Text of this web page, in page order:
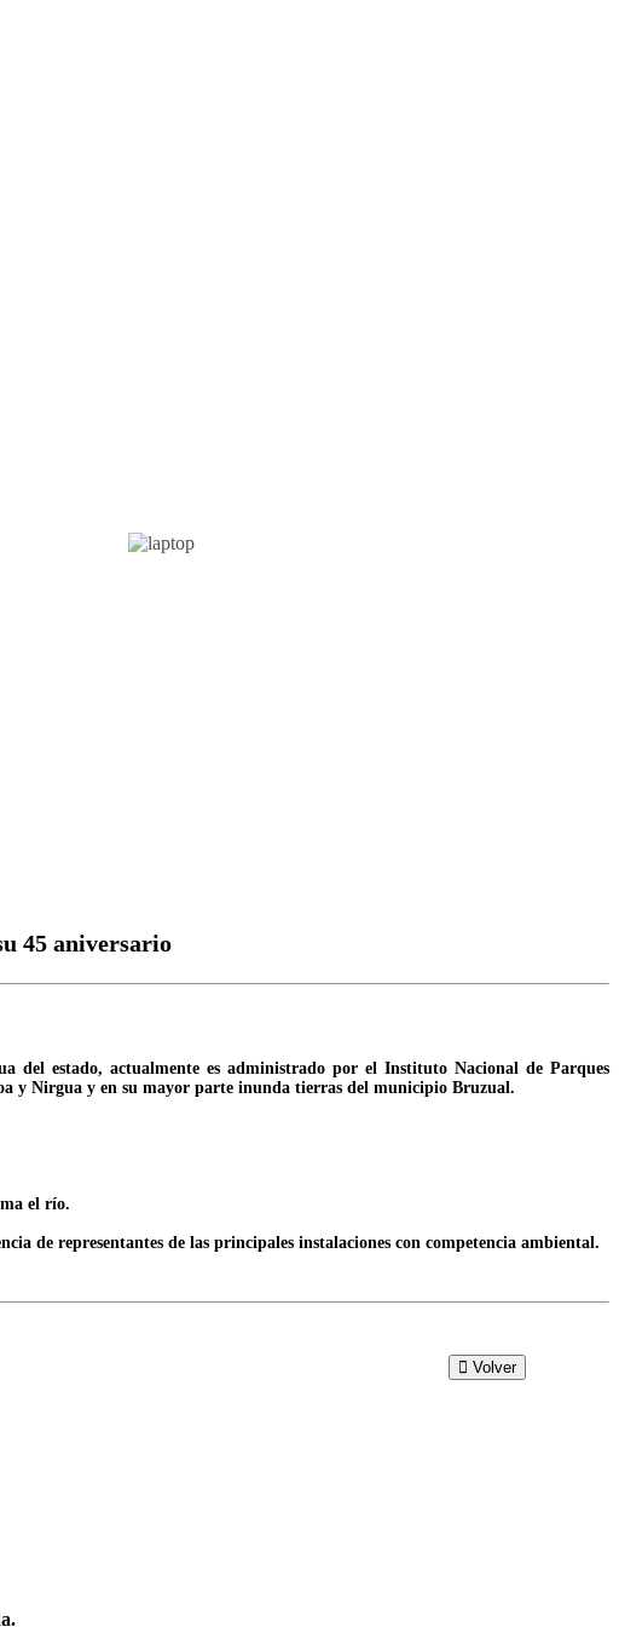
45 aniversario
del estado, actualmente es administrado por el Instituto Nacional de Parques
y Nirgua y en su mayor parte inunda tierras del municipio Bruzual.
el río.
de representantes de las principales instalaciones con competencia ambiental.
Volver